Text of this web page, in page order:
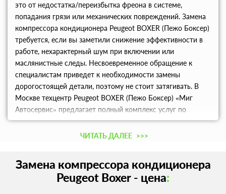
это от недостатка/переизбытка фреона в системе,
попадания грязи или механических повреждений. Замена
компрессора кондиционера Peugeot BOXER (Пежо Боксер)
требуется, если вы заметили снижение эффективности в
работе, нехарактерный шум при включении или
маслянистные следы. Несвоевременное обращение к
специалистам приведет к необходимости замены
дорогостоящей детали, поэтому не стоит затягивать. В
Москве техцентр Peugeot BOXER (Пежо Боксер) «Миг
Автосервис» предлагает полный комплекс услуг по
обслуживанию всех систем ТС. Мы напрямую
сотрудничаем с официальными дилерами концерна,
ЧИТАТЬ ДАЛЕЕ >>>
Замена компрессора кондиционера
Peugeot Boxer - цена: